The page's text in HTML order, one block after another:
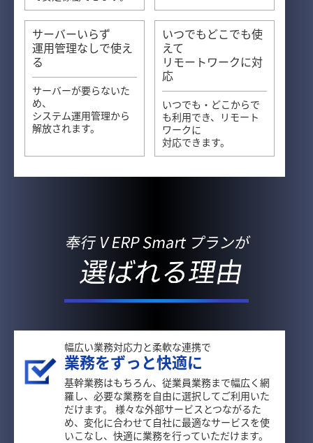
サーバーいらず
運用管理なしで使え
る
サーバーが要らないた
め、
システム運用管理から
解放されます。
いつでもどこでも使
えて
リモートワークに対
応
いつでも・どこからで
も利用でき、リモート
ワークに
対応できます。
幅広い業務対応力と柔軟な連携で
業務をずっと快適に
基幹業務はもちろん、従業員業務まで幅広く網
羅し、必要な業務を自由に選択してご利用いた
だけます。 様々な外部サービスとつながるた
め、変化に合わせて自社に最適なサービスを使
いこなし、快適に業務を行っていただけます。